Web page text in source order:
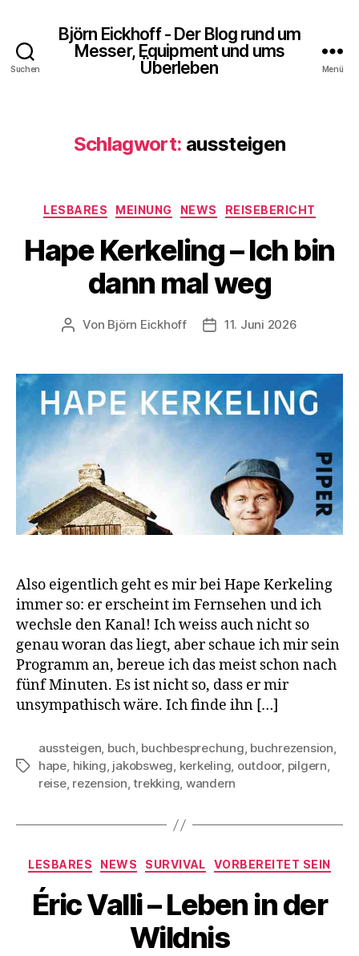
Suchen
Björn Eickhoff - Der Blog rund um
Messer, Equipment und ums
Überleben
Menü
Schlagwort: aussteigen
Kategorien
LESBARES MEINUNG NEWS REISEBERICHT
Hape Kerkeling – Ich bin
dann mal weg
Beitragsautor
Von Björn Eickhoff Veröffentlichungsdatum
11. Juni 2026
Also eigentlich geht es mir bei Hape Kerkeling
immer so: er erscheint im Fernsehen und ich
wechsle den Kanal! Ich weiss auch nicht so
genau woran das liegt, aber schaue ich mir sein
Programm an, bereue ich das meist schon nach
fünf Minuten. Es ist nicht so, dass er mir
unsympathisch wäre. Ich finde ihn […]
Schlagwörter
aussteigen, buch, buchbesprechung, buchrezension,
hape, hiking, jakobsweg, kerkeling, outdoor, pilgern,
reise, rezension,trekking, wandern
Kategorien
LESBARES NEWS SURVIVAL VORBEREITET SEIN
Éric Valli – Leben in der
Wildnis